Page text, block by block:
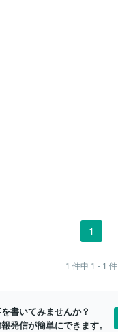
1
1 件中 1 - 1 件
書いてみませんか？
発信が簡単にできます。